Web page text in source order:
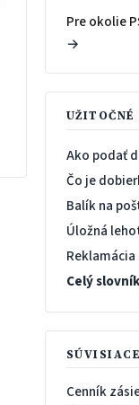
Pre okolie
→
UŽITOČNÉ
Ako podať
Čo je
Balík na
Úložná
Celý
Cenník